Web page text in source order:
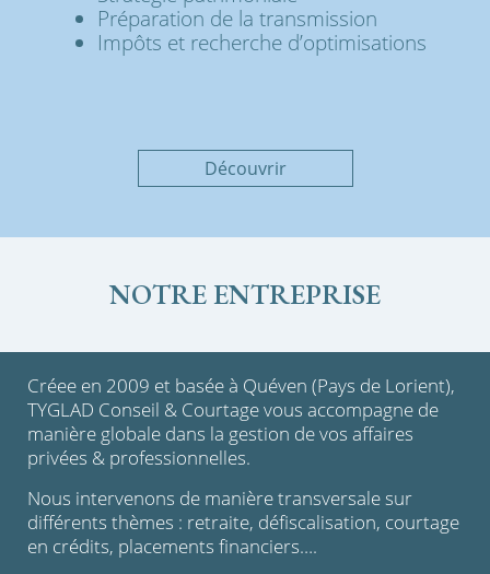
Préparation de la transmission
Impôts et recherche d’optimisations
Découvrir
NOTRE ENTREPRISE
Créee en 2009 et basée à Quéven (Pays de Lorient),
TYGLAD Conseil & Courtage vous accompagne de
manière globale dans la gestion de vos affaires
privées & professionnelles.
Nous intervenons de manière transversale sur
différents thèmes : retraite, défiscalisation, courtage
en crédits, placements financiers….